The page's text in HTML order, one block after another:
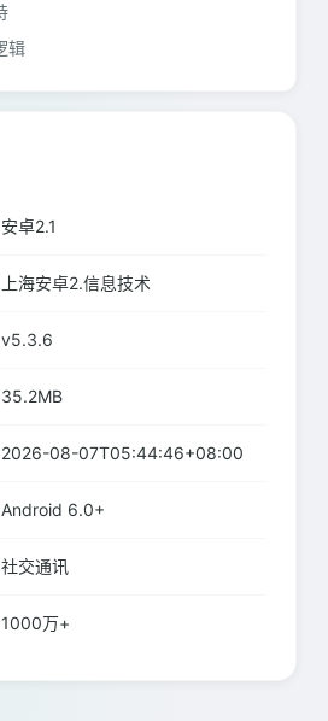
辑
安卓2.1
上海安卓2.信息技术
v5.3.6
35.2MB
2026-08-07T05:44:46+08:00
Android 6.0+
社交通讯
1000万+